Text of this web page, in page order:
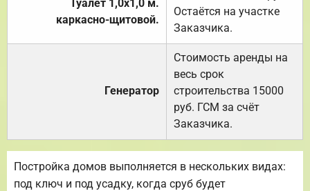
Туалет 1,0х1,0 м.
каркасно-щитовой.
Остаётся на участке
Заказчика.
Генератор
Стоимость аренды на
весь срок
строительства 15000
руб. ГСМ за счёт
Заказчика.
Постройка домов выполняется в нескольких видах:
под ключ и под усадку, когда сруб будет